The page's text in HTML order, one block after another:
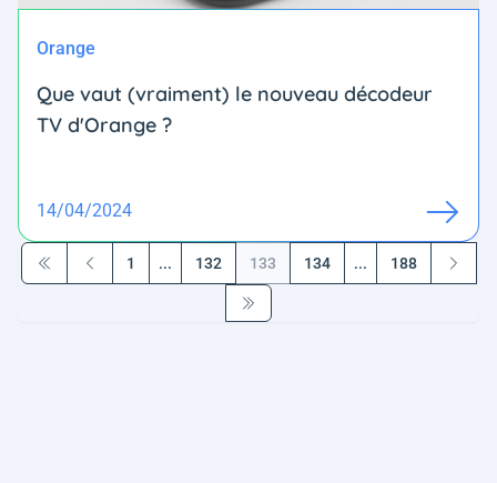
Orange
Que vaut (vraiment) le nouveau décodeur
TV d'Orange ?
14/04/2024
Première page
Précédent
1 ... 132 133 134 ... 188
Suivant
Dernière page